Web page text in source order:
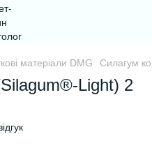
матеріали DMG Силагум
Light) 2